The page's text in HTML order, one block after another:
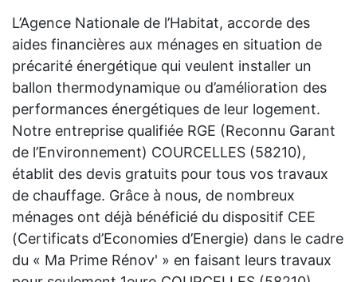
L’Agence Nationale de l’Habitat, accorde des
aides financières aux ménages en situation de
précarité énergétique qui veulent installer un
ballon thermodynamique ou d’amélioration des
performances énergétiques de leur logement.
Notre entreprise qualifiée RGE (Reconnu Garant
de l’Environnement) COURCELLES (58210),
établit des devis gratuits pour tous vos travaux
de chauffage. Grâce à nous, de nombreux
ménages ont déjà bénéficié du dispositif CEE
(Certificats d’Economies d’Energie) dans le cadre
du « Ma Prime Rénov' » en faisant leurs travaux